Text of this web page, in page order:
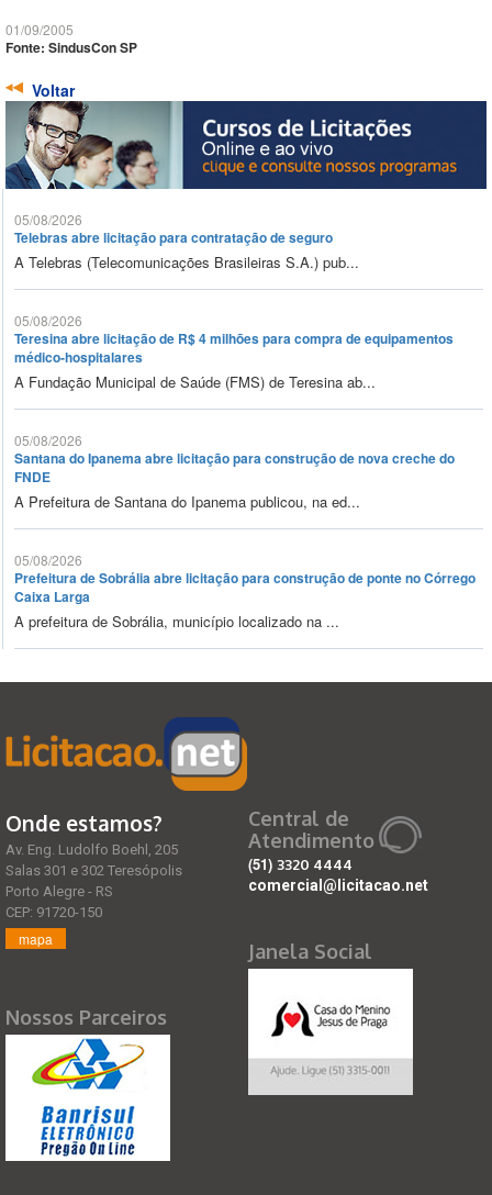
01/09/2005
Fonte: SindusCon SP
Voltar
05/08/2026
Telebras abre licitação para contratação de seguro
A Telebras (Telecomunicações Brasileiras S.A.) pub...
05/08/2026
Teresina abre licitação de R$ 4 milhões para compra de equipamentos
médico-hospitalares
A Fundação Municipal de Saúde (FMS) de Teresina ab...
05/08/2026
Santana do Ipanema abre licitação para construção de nova creche do
FNDE
A Prefeitura de Santana do Ipanema publicou, na ed...
05/08/2026
Prefeitura de Sobrália abre licitação para construção de ponte no Córrego
Caixa Larga
A prefeitura de Sobrália, município localizado na ...
Onde estamos?
Av. Eng. Ludolfo Boehl, 205
Salas 301 e 302 Teresópolis
Porto Alegre - RS
CEP: 91720-150
mapa
Nossos Parceiros
Central de
Atendimento
(51) 3320 4444
comercial@licitacao.net
Janela Social